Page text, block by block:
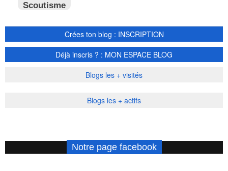
Scoutisme
Crées ton blog : INSCRIPTION
Déjà inscris ? : MON ESPACE BLOG
Blogs les + visités
Blogs les + actifs
Notre page facebook